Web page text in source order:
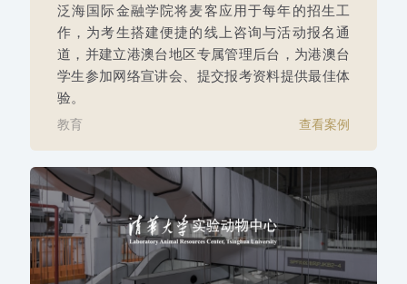
泛海国际金融学院将麦客应用于每年的招生工
作，为考生搭建便捷的线上咨询与活动报名通
道，并建立港澳台地区专属管理后台，为港澳台
学生参加网络宣讲会、提交报考资料提供最佳体
验。
教育 查看案例